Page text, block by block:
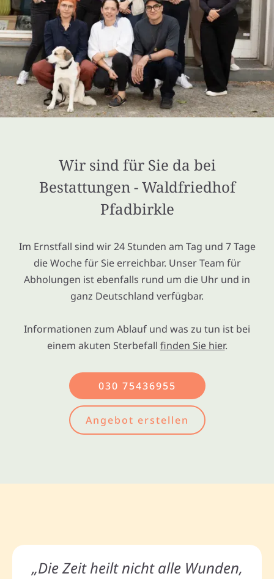
Wir sind für Sie da bei
Bestattungen - Waldfriedhof
Pfadbirkle
Im Ernstfall sind wir 24 Stunden am Tag und 7 Tage
die Woche für Sie erreichbar. Unser Team für
Abholungen ist ebenfalls rund um die Uhr und in
ganz Deutschland verfügbar.
Informationen zum Ablauf und was zu tun ist bei
einem akuten Sterbefall finden Sie hier.
030 75436955
Angebot erstellen
„Die Zeit heilt nicht alle Wunden,